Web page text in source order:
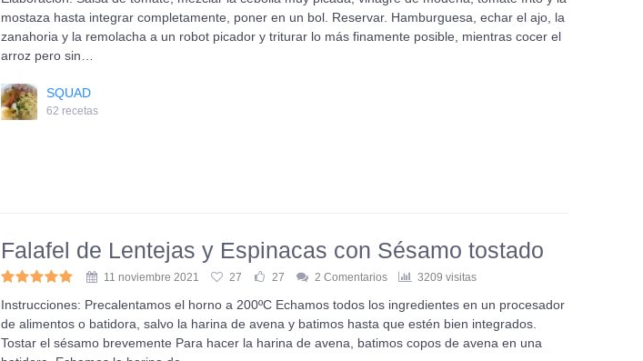
mostaza hasta integrar completamente, poner en un bol. Reservar. Hamburguesa, echar el ajo, la
zanahoria y la remolacha a un robot picador y triturar lo más finamente posible, mientras cocer el
arroz pero sin…
SQUAD
62 recetas
Falafel de Lentejas y Espinacas con Sésamo tostado
11 noviembre 2021 27 27 2 Comentarios 3209 visitas
Instrucciones: Precalentamos el horno a 200ºC Echamos todos los ingredientes en un procesador
de alimentos o batidora, salvo la harina de avena y batimos hasta que estén bien integrados.
Tostar el sésamo brevemente Para hacer la harina de avena, batimos copos de avena en una